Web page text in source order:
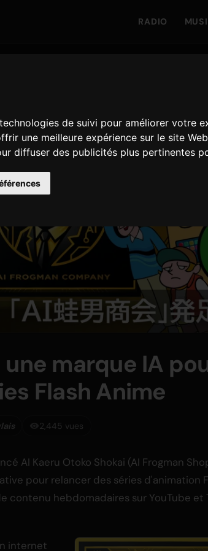
de suivi pour améliorer votre
une meilleure expérience sur le site Web
diffuser des publicités plus pertinentes
RADIO
une marque IA
Flash Anime
2,445 vues
AI Kaeru Otoko Shokai (AI Frogman
pour relancer des séries d'animation
contenu hebdomadaires sur YouTube et
internet